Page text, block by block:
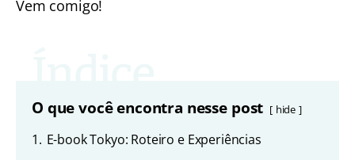
Vem comigo!
O que você encontra nesse post hide
1. E-book Tokyo: Roteiro e Experiências